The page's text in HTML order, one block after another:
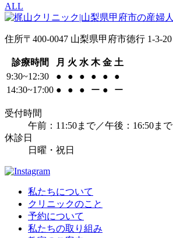
ALL
住所〒400-0047 山梨県甲府市徳行 1-3-20
診療時間 月 火 水 木 金 土
9:30~12:30
● ● ● ● ●
●
14:30~17:00 ● ● ● ー ● ー
受付時間
午前：11:50まで／午後：16:50まで
休診日
日曜・祝日
私たちについて
クリニックのこと
予約について
私たちの取り組み